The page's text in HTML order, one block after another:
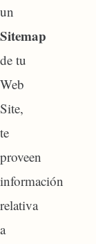
un
Sitemap
de tu
Web
Site,
te
proveen
información
relativa
a